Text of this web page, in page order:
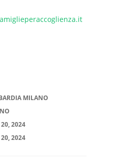
MILANO
20, 2024
20, 2024